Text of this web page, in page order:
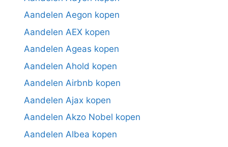
Aandelen Aegon kopen
Aandelen AEX kopen
Aandelen Ageas kopen
Aandelen Ahold kopen
Aandelen Airbnb kopen
Aandelen Ajax kopen
Aandelen Akzo Nobel kopen
Aandelen Albea kopen